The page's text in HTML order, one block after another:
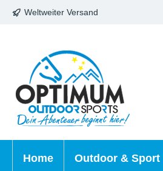
Weltweiter Versand
Home Outdoor & Sport